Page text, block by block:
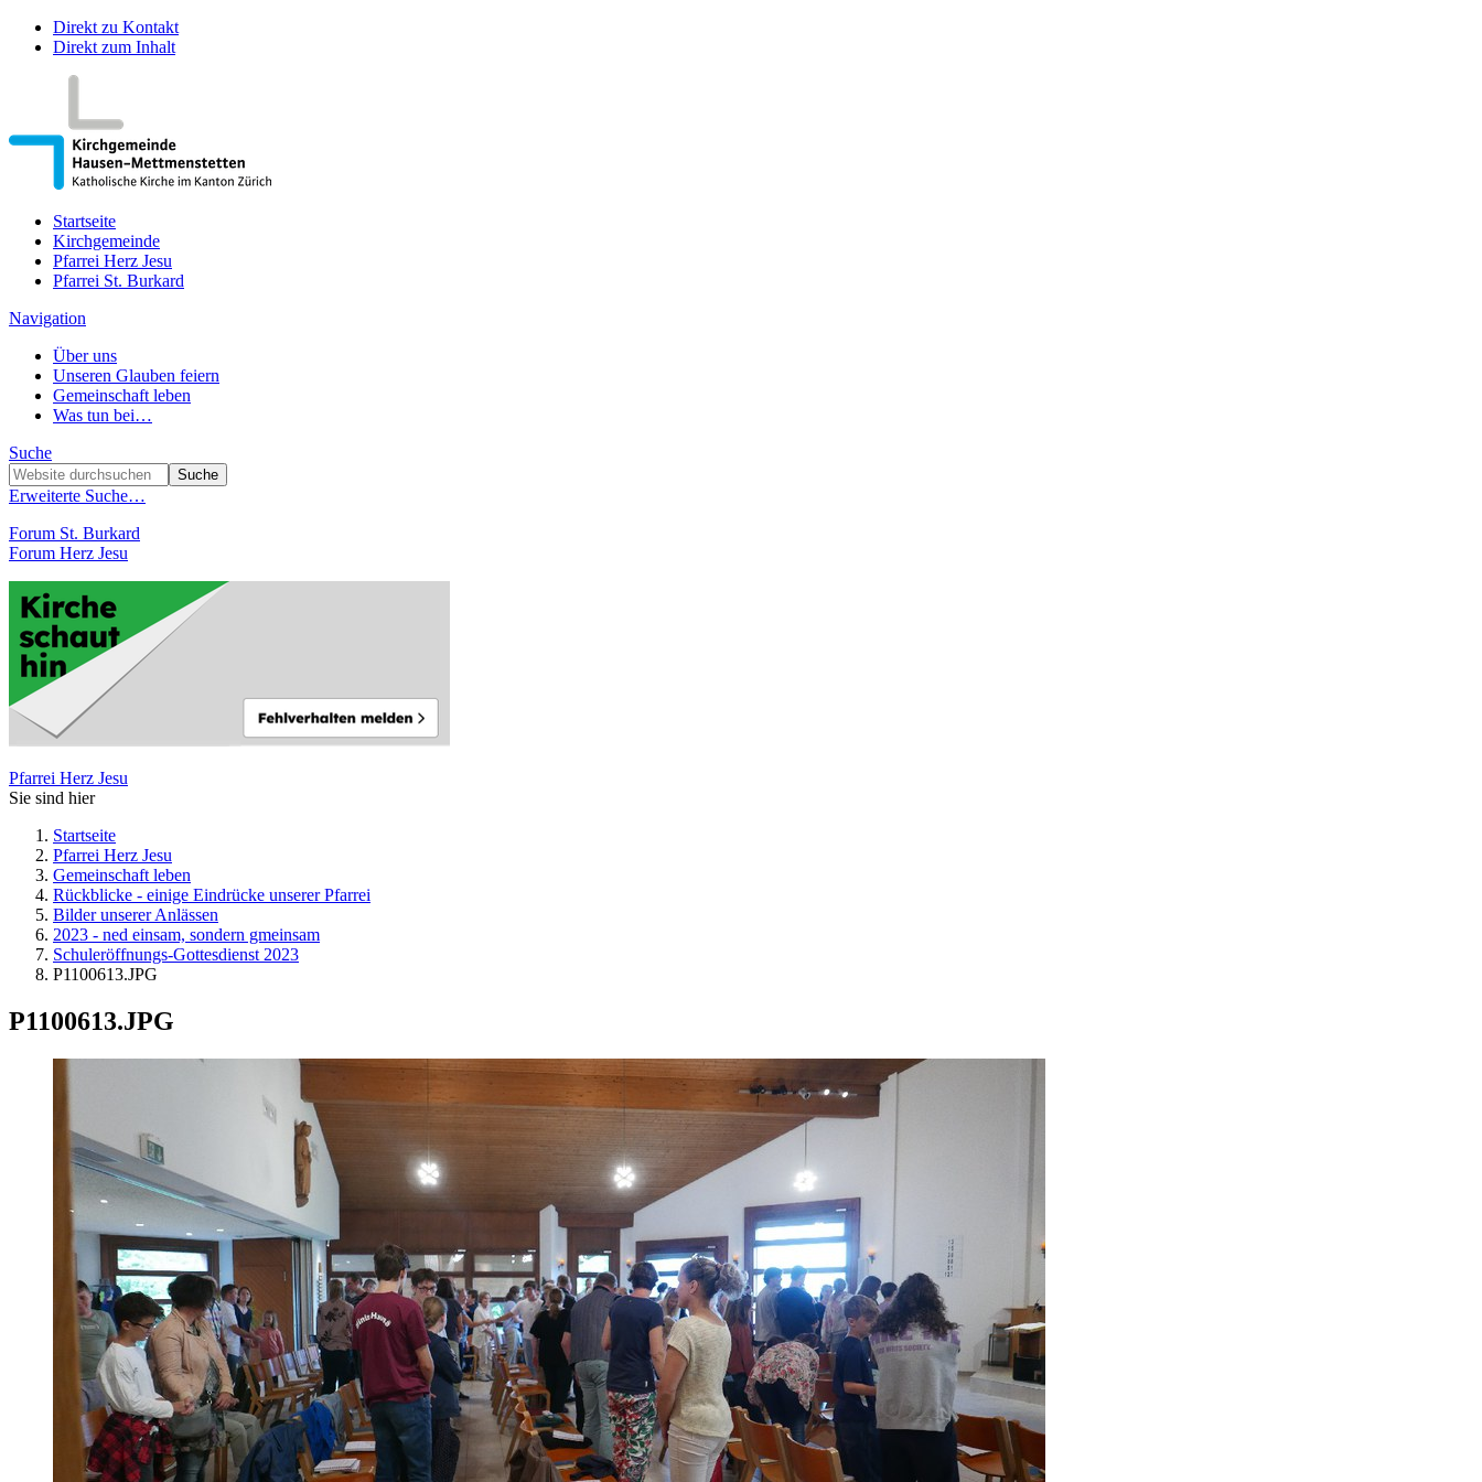
Direkt zu Kontakt
Direkt zum Inhalt
Startseite
Kirchgemeinde
Pfarrei Herz Jesu
Pfarrei St. Burkard
Navigation
Über uns
Unseren Glauben feiern
Gemeinschaft leben
Was tun bei…
Suche
Erweiterte Suche…
Forum St. Burkard
Forum Herz Jesu
Pfarrei Herz Jesu
Sie sind hier
Startseite
Pfarrei Herz Jesu
Gemeinschaft leben
Rückblicke - einige Eindrücke unserer Pfarrei
Bilder unserer Anlässen
2023 - ned einsam, sondern gmeinsam
Schuleröffnungs-Gottesdienst 2023
P1100613.JPG
P1100613.JPG